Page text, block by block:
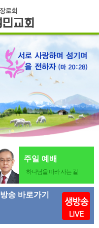
주일 예배
하나님을 따라 사는 길
송 바로가기